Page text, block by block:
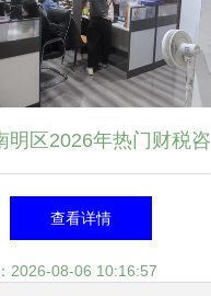
明区2026年热门财税咨
全景解析与选型决策指
南
查看详情
2026-08-06 10:16:57